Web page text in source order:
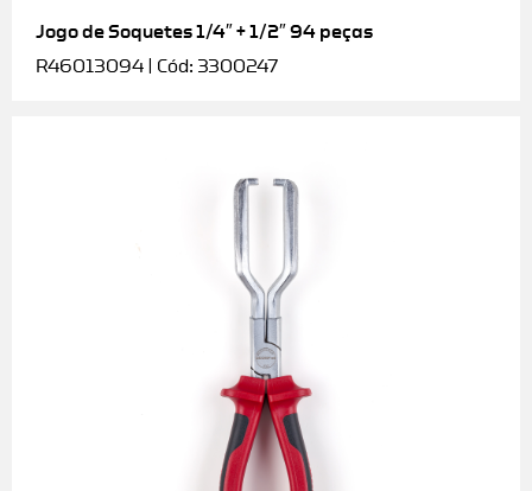
Jogo de Soquetes 1/4″ + 1/2″ 94 peças
R46013094 | Cód: 3300247